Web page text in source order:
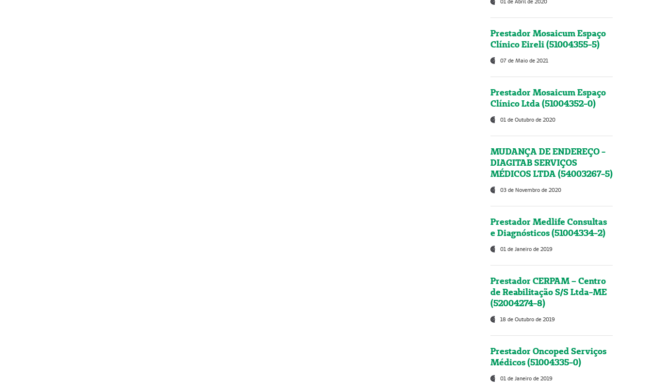
01 de Abril de 2020
Prestador Mosaicum Espaço
Clínico Eireli (51004355-5)
07 de Maio de 2021
Prestador Mosaicum Espaço
Clínico Ltda (51004352-0)
01 de Outubro de 2020
MUDANÇA DE ENDEREÇO -
DIAGITAB SERVIÇOS
MÉDICOS LTDA (54003267-5)
03 de Novembro de 2020
Prestador Medlife Consultas
e Diagnósticos (51004334-2)
01 de Janeiro de 2019
Prestador CERPAM – Centro
de Reabilitação S/S Ltda-ME
(52004274-8)
18 de Outubro de 2019
Prestador Oncoped Serviços
Médicos (51004335-0)
01 de Janeiro de 2019